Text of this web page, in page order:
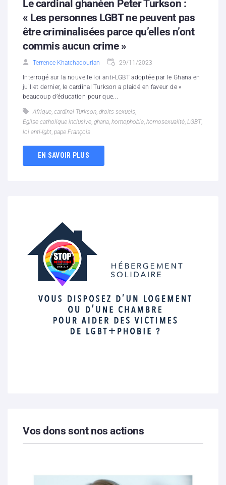
Le cardinal ghanéen Peter Turkson :
« Les personnes LGBT ne peuvent pas
être criminalisées parce qu’elles n’ont
commis aucun crime »
Terrence Khatchadourian 29/11/2023
Interrogé sur la nouvelle loi anti-LGBT adoptée par le Ghana en
juillet dernier, le cardinal Turkson a plaidé en faveur de «
beaucoup d’éducation pour que...
Afrique cardinal Turkson droits sexuels
Eglise catholique inclusive ghana homophobie homosexualité LGBT,
loi anti-lgbt pape François
EN SAVOIR PLUS
Vos dons sont nos actions